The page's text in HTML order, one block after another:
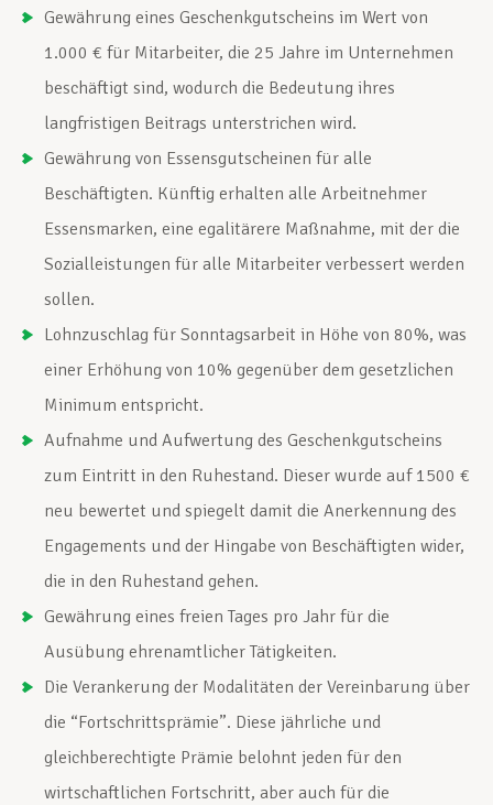
Gewährung eines Geschenkgutscheins im Wert von
1.000 € für Mitarbeiter, die 25 Jahre im Unternehmen
beschäftigt sind, wodurch die Bedeutung ihres
langfristigen Beitrags unterstrichen wird.
Gewährung von Essensgutscheinen für alle
Beschäftigten. Künftig erhalten alle Arbeitnehmer
Essensmarken, eine egalitärere Maßnahme, mit der die
Sozialleistungen für alle Mitarbeiter verbessert werden
sollen.
Lohnzuschlag für Sonntagsarbeit in Höhe von 80%, was
einer Erhöhung von 10% gegenüber dem gesetzlichen
Minimum entspricht.
Aufnahme und Aufwertung des Geschenkgutscheins
zum Eintritt in den Ruhestand. Dieser wurde auf 1500 €
neu bewertet und spiegelt damit die Anerkennung des
Engagements und der Hingabe von Beschäftigten wider,
die in den Ruhestand gehen.
Gewährung eines freien Tages pro Jahr für die
Ausübung ehrenamtlicher Tätigkeiten.
Die Verankerung der Modalitäten der Vereinbarung über
die “Fortschrittsprämie”. Diese jährliche und
gleichberechtigte Prämie belohnt jeden für den
wirtschaftlichen Fortschritt, aber auch für die